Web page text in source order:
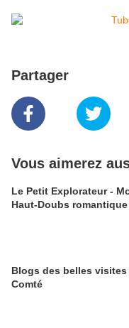
Partager
Vous aimerez
Le Petit Explorateur -
Haut-Doubs romantique
Blogs des belles visites
Comté